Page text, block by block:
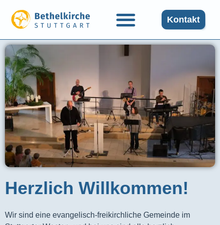
Kontakt
Herzlich Willkommen!
Wir sind eine evangelisch-freikirchliche Gemeinde im